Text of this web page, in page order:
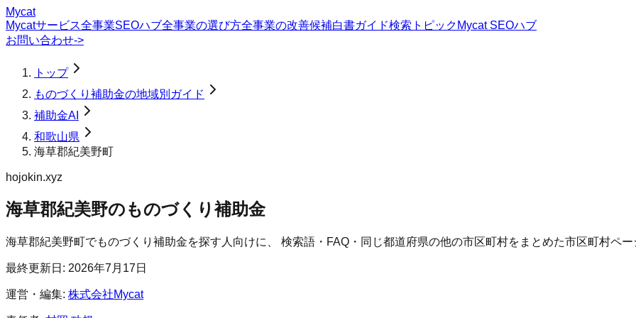
Mycat
Mycatサービス全事業SEOハブ全事業の選び方全事業の改善候補白書ガイド検索トピック Mycat SEOハブ
お問い合わせ->
トップ
ものづくり補助金の地域別ガイド
補助金AI
和歌山県
海草郡紀美野町
hojokin.xyz
海草郡紀美野のものづくり補助金
海草郡紀美野町でものづくり補助金を探す人向けに、 検索語・FAQ・同じ都道府県の他の市区町村をまとめた市区町村ペ
最終更新日: 2026年7月17日
運営・編集: 株式会社Mycat